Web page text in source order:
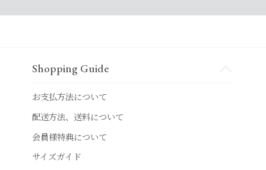
Shopping Guide
お支払方法について
配送方法、送料について
会員様特典について
サイズガイド